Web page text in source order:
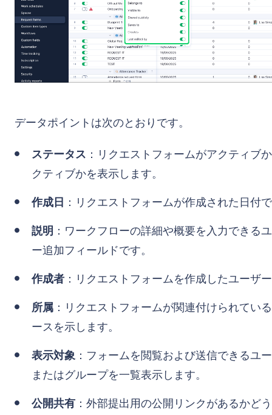
データポイントは次のとおりです。
ステータス ：リクエストフォームがアクティブ
クティブかを表示します。
作成日 ：リクエストフォームが作成された日付
説明 ：ワークフローの詳細や概要を入力できる
ー追加フィールドです。
作成者 ：リクエストフォームを作成したユーザ
所属 ：リクエストフォームが関連付けられてい
ースを示します。
表示対象 ：フォームを閲覧および送信できるユ
またはグループを一覧表示します。
公開共有 ：外部提出用の公開リンクがあるかど